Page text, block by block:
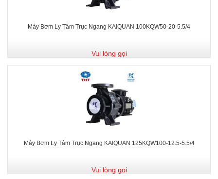
Máy Bơm Ly Tâm Trục Ngang KAIQUAN 100KQW50-20-5.5/4
Vui lòng gọi
Máy Bơm Ly Tâm Trục Ngang KAIQUAN 125KQW100-12.5-5.5/4
Vui lòng gọi